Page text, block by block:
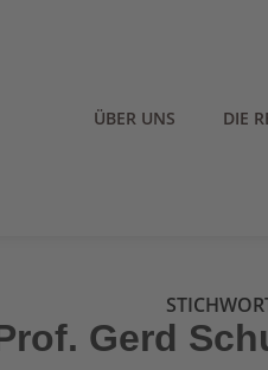
ÜBER UNS DIE
Gerd